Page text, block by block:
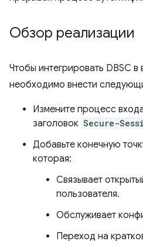
Обзор реализации
Чтобы интегрировать DBSC
необходимо внести
Измените процесс
заголовок Secure-
Добавьте конечную
которая:
Связывает
пользователя.
Обслуживает
Переход на